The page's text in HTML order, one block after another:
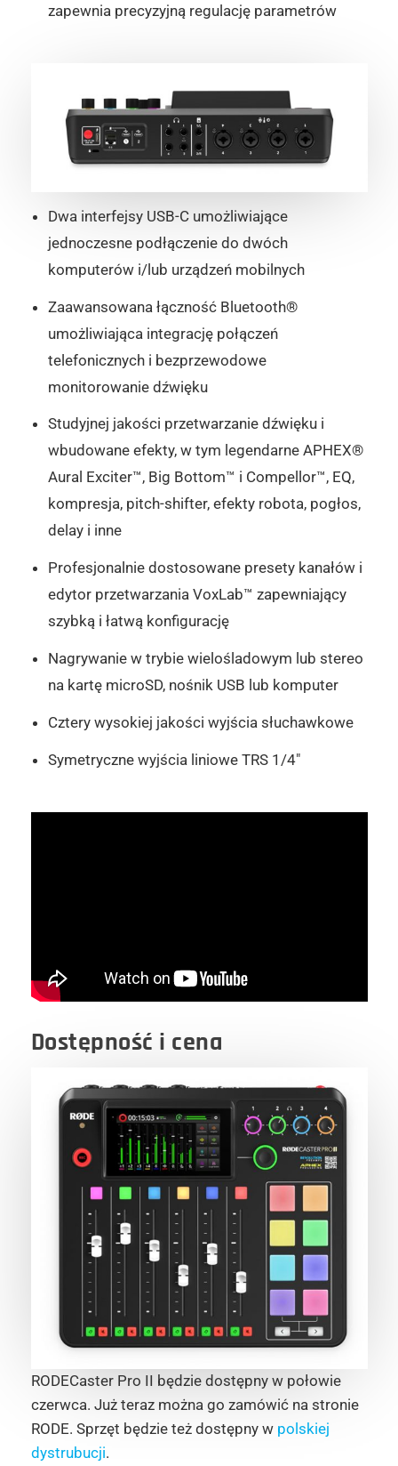
zapewnia precyzyjną regulację parametrów
Dwa interfejsy USB-C umożliwiające
jednoczesne podłączenie do dwóch
komputerów i/lub urządzeń mobilnych
Zaawansowana łączność Bluetooth®
umożliwiająca integrację połączeń
telefonicznych i bezprzewodowe
monitorowanie dźwięku
Studyjnej jakości przetwarzanie dźwięku i
wbudowane efekty, w tym legendarne APHEX®
Aural Exciter™, Big Bottom™ i Compellor™, EQ,
kompresja, pitch-shifter, efekty robota, pogłos,
delay i inne
Profesjonalnie dostosowane presety kanałów i
edytor przetwarzania VoxLab™ zapewniający
szybką i łatwą konfigurację
Nagrywanie w trybie wielośladowym lub stereo
na kartę microSD, nośnik USB lub komputer
Cztery wysokiej jakości wyjścia słuchawkowe
Symetryczne wyjścia liniowe TRS 1/4″
Dostępność i cena
RODECaster Pro II będzie dostępny w połowie
czerwca. Już teraz można go zamówić na stronie
RODE. Sprzęt będzie też dostępny w polskiej
dystrubucji.